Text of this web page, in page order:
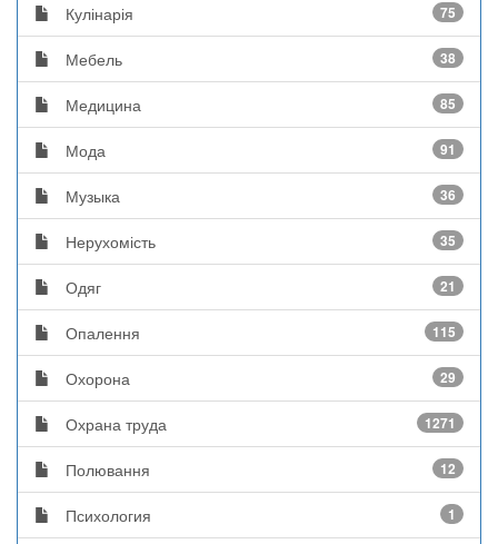
Кулінарія 75
Мебель 38
Медицина 85
Мода 91
Музыка 36
Нерухомість 35
Одяг 21
Опалення 115
Охорона 29
Охрана труда 1271
Полювання 12
Психология 1